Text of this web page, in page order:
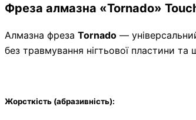
Фреза алмазна «Tornado»
Алмазна фреза Tornado —
без травмування нігтьової пластини та
Жорсткість (абразивність):